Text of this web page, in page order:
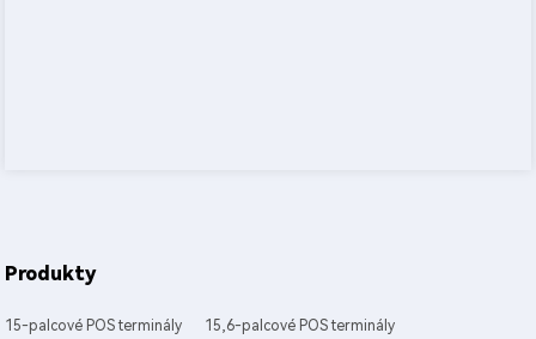
Produkty
15-palcové POS terminály
15,6-palcové POS terminály